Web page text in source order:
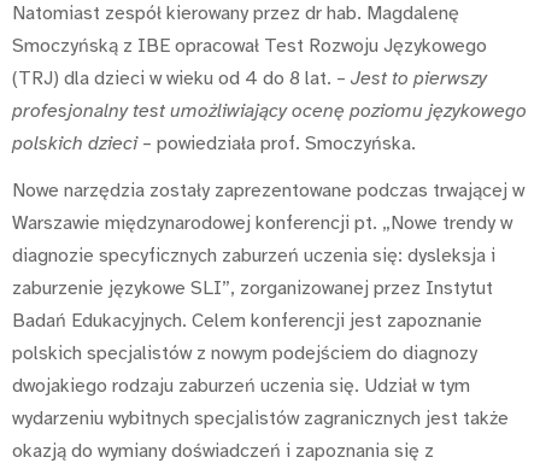
Natomiast zespół kierowany przez dr hab. Magdalenę
Smoczyńską z IBE opracował Test Rozwoju Językowego
(TRJ) dla dzieci w wieku od 4 do 8 lat. – Jest to pierwszy
profesjonalny test umożliwiający ocenę poziomu językowego
polskich dzieci– powiedziała prof. Smoczyńska.
Nowe narzędzia zostały zaprezentowane podczas trwającej w
Warszawie międzynarodowej konferencji pt. „Nowe trendy w
diagnozie specyficznych zaburzeń uczenia się: dysleksja i
zaburzenie językowe SLI”, zorganizowanej przez Instytut
Badań Edukacyjnych. Celem konferencji jest zapoznanie
polskich specjalistów z nowym podejściem do diagnozy
dwojakiego rodzaju zaburzeń uczenia się. Udział w tym
wydarzeniu wybitnych specjalistów zagranicznych jest także
okazją do wymiany doświadczeń i zapoznania się z